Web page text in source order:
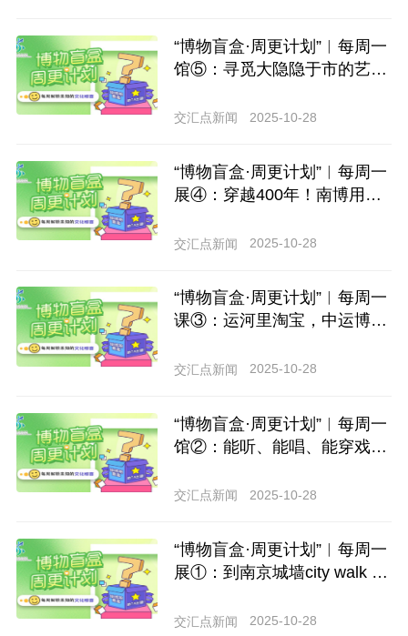
“博物盲盒·周更计划”︱每周一
馆⑤：寻觅大隐隐于市的艺术
交汇点新闻 2025-10-28
“博物盲盒·周更计划”︱每周一
展④：穿越400年！南博用VR
地图
交汇点新闻 2025-10-28
“博物盲盒·周更计划”︱每周一
课③：运河里淘宝，中运博研
交汇点新闻 2025-10-28
“博物盲盒·周更计划”︱每周一
馆②：能听、能唱、能穿戏服
交汇点新闻 2025-10-28
“博物盲盒·周更计划”︱每周一
展①：到南京城墙city walk 偶
交汇点新闻 2025-10-28